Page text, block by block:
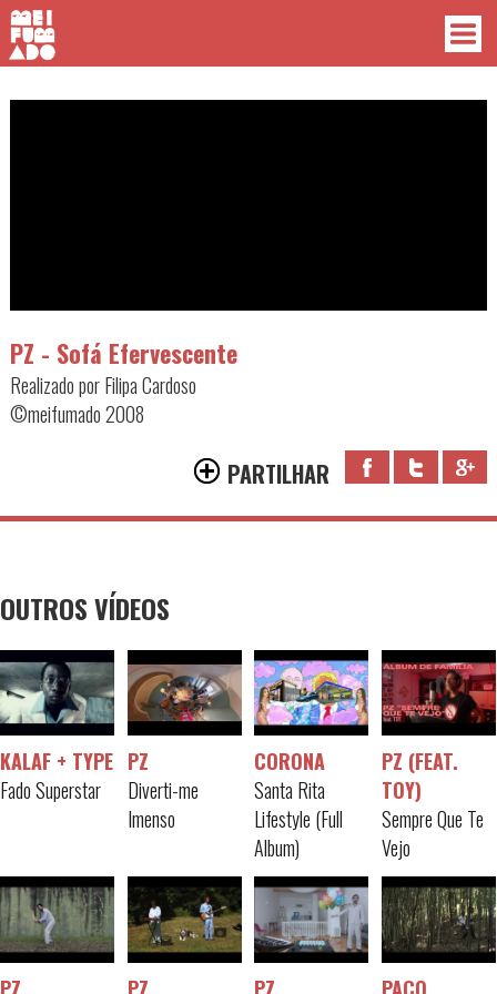
PZ - Sofá Efervescente
Realizado por Filipa Cardoso
©meifumado 2008
PARTILHAR
OUTROS VÍDEOS
KALAF + TYPE
Fado Superstar
PZ
Diverti-me
Imenso
CORONA
Santa Rita
Lifestyle (Full
Album)
PZ (FEAT.
TOY)
Sempre Que Te
Vejo
PZ PZ PZ PACO